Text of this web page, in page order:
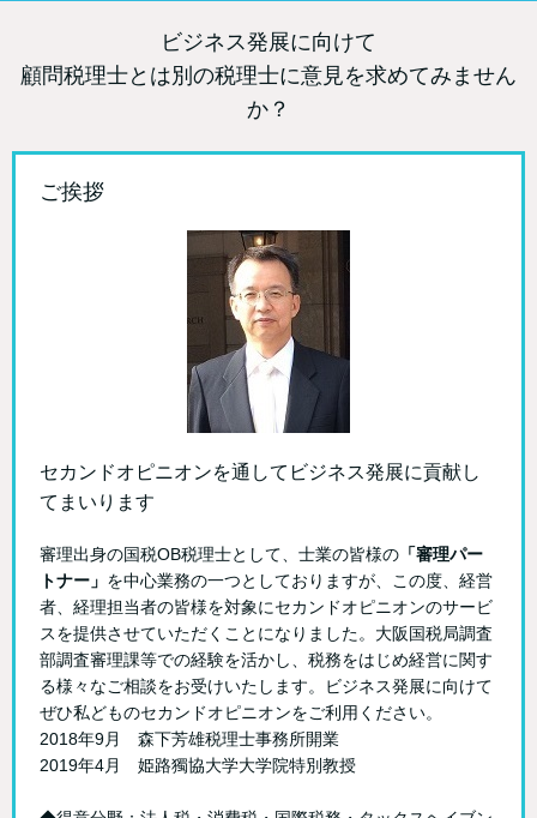
ビジネス発展に向けて
顧問税理士とは別の税理士に意見を求めてみません
か？
ご挨拶
セカンドオピニオンを通してビジネス発展に貢献し
てまいります
審理出身の国税OB税理士として、士業の皆様の 「審理パー
トナー」 を中心業務の一つとしておりますが、この度、経営
者、経理担当者の皆様を対象にセカンドオピニオンのサービ
スを提供させていただくことになりました。大阪国税局調査
部調査審理課等での経験を活かし、税務をはじめ経営に関す
る様々なご相談をお受けいたします。ビジネス発展に向けて
ぜひ私どものセカンドオピニオンをご利用ください。
2018年9月 森下芳雄税理士事務所開業
2019年4月 姫路獨協大学大学院特別教授